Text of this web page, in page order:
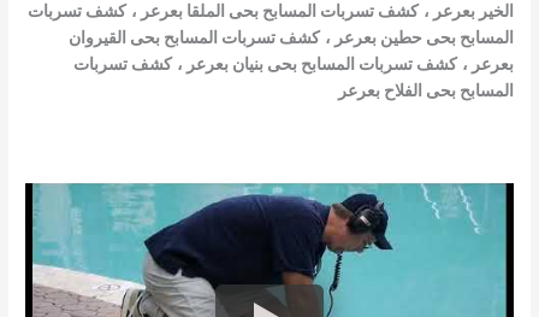
الخير بعرعر ، كشف تسربات المسابح بحى الملقا بعرعر ، كشف تسربات
المسابح بحى حطين بعرعر ، كشف تسربات المسابح بحى القيروان
بعرعر ، كشف تسربات المسابح بحى بنيان بعرعر ، كشف تسربات
المسابح بحى الفلاح بعرعر